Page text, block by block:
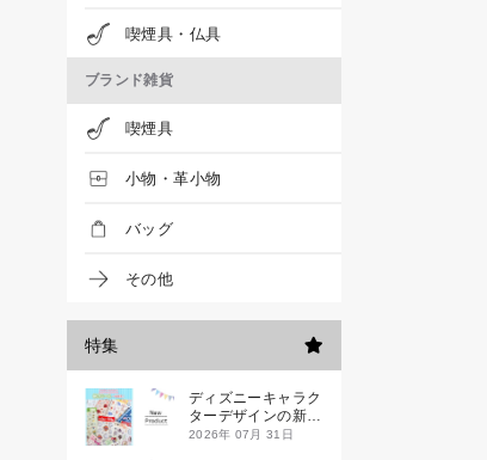
喫煙具・仏具
ブランド雑貨
喫煙具
小物・革小物
バッグ
その他
特集
ディズニーキャラク
ターデザインの新作
シールが一挙発売
2026年 07月 31日